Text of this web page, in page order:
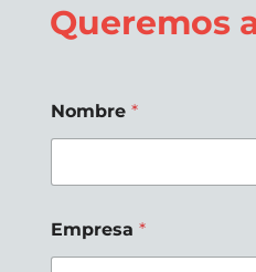
Queremos
Nombre *
Empresa *